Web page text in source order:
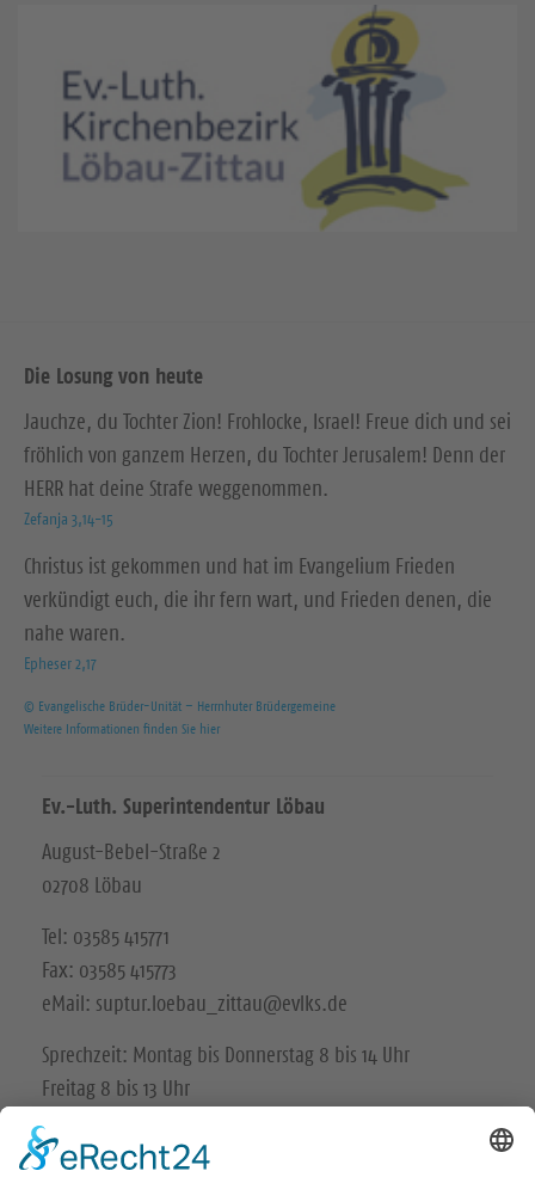
Die Losung von heute
Jauchze, du Tochter Zion! Frohlocke, Israel! Freue dich und sei
fröhlich von ganzem Herzen, du Tochter Jerusalem! Denn der
HERR hat deine Strafe weggenommen.
Zefanja 3,14-15
Christus ist gekommen und hat im Evangelium Frieden
verkündigt euch, die ihr fern wart, und Frieden denen, die
nahe waren.
Epheser 2,17
© Evangelische Brüder-Unität – Herrnhuter Brüdergemeine
Weitere Informationen finden Sie hier
Ev.-Luth. Superintendentur Löbau
August-Bebel-Straße 2
02708 Löbau
Tel: 03585 415771
Fax: 03585 415773
eMail: suptur.loebau_zittau@evlks.de
Sprechzeit: Montag bis Donnerstag 8 bis 14 Uhr
Freitag 8 bis 13 Uhr